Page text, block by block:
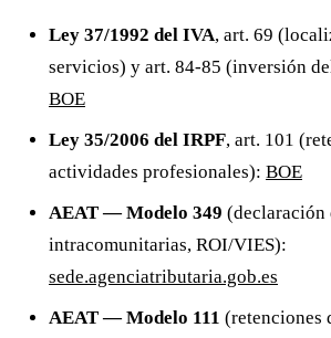
Ley 37/1992 del IVA, art. 69
servicios) y art. 84-85 (inversión
BOE
Ley 35/2006 del IRPF, art. 101
actividades profesionales): BOE
AEAT — Modelo 349 (declaración
intracomunitarias, ROI/VIES):
sede.agenciatributaria.gob.es
AEAT — Modelo 111 (retenciones